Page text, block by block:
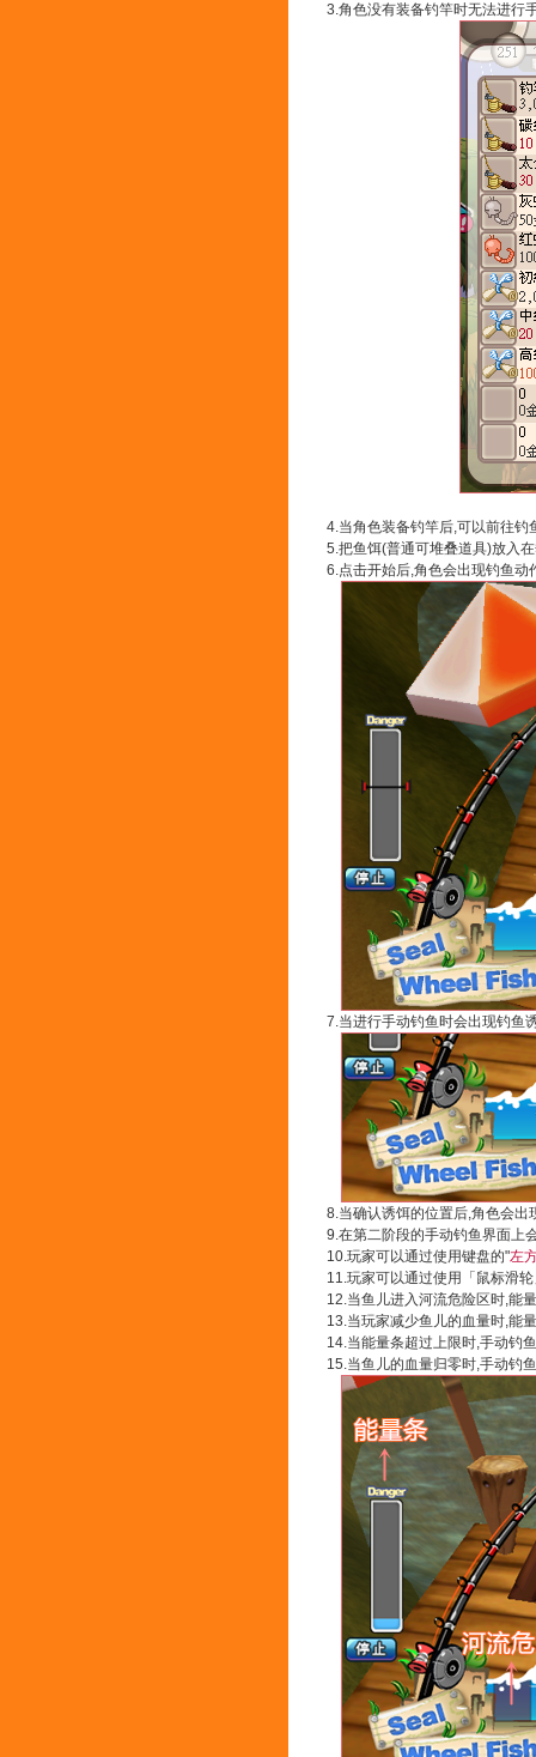
3.角色没有装备钓竿时无法进行
4.当角色装备钓竿后,可以前往钓
5.把鱼饵(普通可堆叠道具)放入
6.点击开始后,角色会出现钓鱼
7.当进行手动钓鱼时会出现钓鱼
8.当确认诱饵的位置后,角色会
9.在第二阶段的手动钓鱼界面上
10.玩家可以通过使用键盘的"左
11.玩家可以通过使用「鼠标滑
12.当鱼儿进入河流危险区时,能
13.当玩家减少鱼儿的血量时,能
14.当能量条超过上限时,手动钓
15.当鱼儿的血量归零时,手动钓